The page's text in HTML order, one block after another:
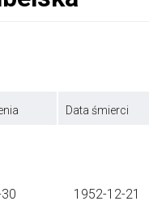
Data śmierci
1952-12-21